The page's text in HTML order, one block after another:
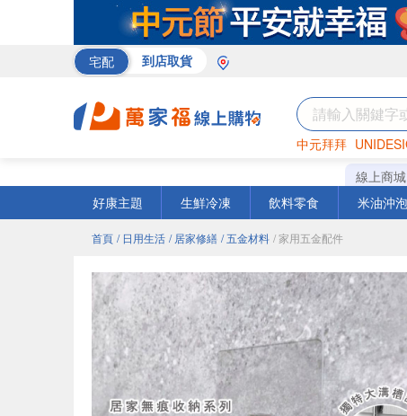
宅配 到店取貨
中元拜拜
巧克力 海苔
線上商城
好康主題
生鮮冷凍 飲料零食 米油沖泡
首頁 / 日用生活 / 居家修繕 / 五金材料 / 家用五金配件